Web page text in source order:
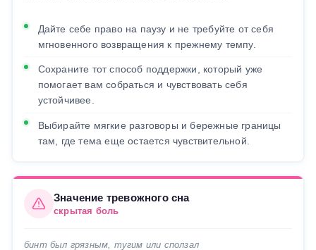
Дайте себе право на паузу и не требуйте от себя
мгновенного возвращения к прежнему темпу.
Сохраните тот способ поддержки, который уже
помогает вам собраться и чувствовать себя
устойчивее.
Выбирайте мягкие разговоры и бережные границы
там, где тема еще остается чувствительной.
Значение тревожного сна
скрытая боль
бинт был грязным, тугим или сползал